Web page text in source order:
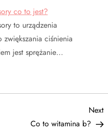
co to jest?
to urządzenia
zwiększania ciśnienia
jest sprężanie…
Next
Co to witamina b?